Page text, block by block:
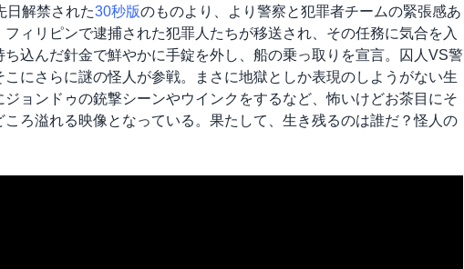
日解禁された30秒版のものより、より警察と犯罪者チームの緊張感あ
ィリピンで逮捕された犯罪人たちが移送され、その任務に気合を入
込んだ針金で鮮やかに手錠を外し、船の乗っ取りを宣言。囚人VS警
にさらに謎の怪人が参戦。まさに地獄としか表現のしようがない生
ョンドゥの銃撃シーンやウインクをするなど、怖いけどお茶目にそ
ろ溢れる映像となっている。果たして、生き残るのは誰だ？怪人の